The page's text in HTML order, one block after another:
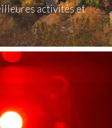
activités et